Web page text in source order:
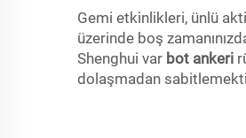
Gemi etkinlikleri, ünlü
üzerinde boş
Shenghui var bot ankeri
dolaşmadan